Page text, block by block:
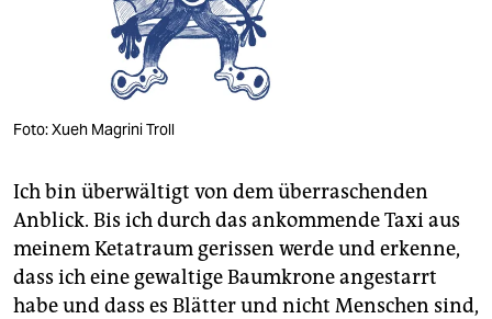
Foto: Xueh Magrini Troll
Ich bin überwältigt von dem überraschenden
Anblick. Bis ich durch das ankommende Taxi aus
meinem Ketatraum gerissen werde und erkenne,
dass ich eine gewaltige Baumkrone angestarrt
habe und dass es Blätter und nicht Menschen sind,